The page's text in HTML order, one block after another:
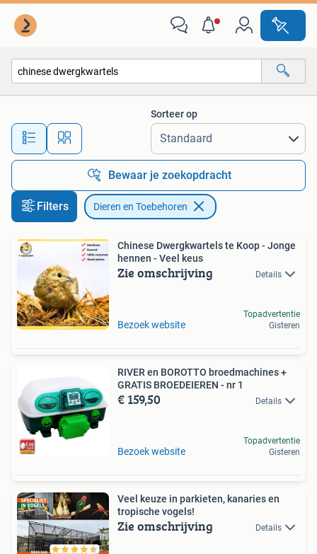
Alle afstanden…
Sorteer op
Bewaar je zoekopdracht
Filters Dieren en Toebehoren
Chinese Dwergkwartels te Koop - Jonge
hennen - Veel keus
Zie omschrijving Details
Bezoek website
Topadvertentie
Gisteren
RIVER en BOROTTO broedmachines +
GRATIS BROEDEIEREN - nr 1
€ 159,50 Details
Bezoek website
Topadvertentie
Gisteren
Veel keuze in parkieten, kanaries en
tropische vogels!
Zie omschrijving Details